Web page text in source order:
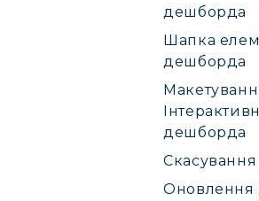
дешборда
Шапка
дешборда
дешборда
Скасування
Оновлення